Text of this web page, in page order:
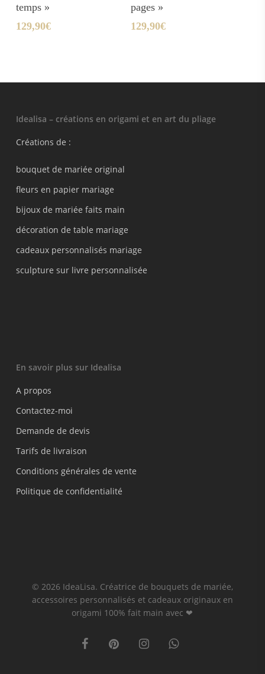
temps »
129,90€
pages »
129,90€
Idealisa – créations en origami et en art du pliage
Créations de :
bouquet de mariée original
fleurs en papier mariage
bijoux de mariée faits main
décoration de table mariage
cadeaux personnalisés mariage
sculpture sur livre personnalisée
En savoir plus sur Idealisa
A propos
Contactez-moi
Demande de devis
Tarifs de livraison
Conditions générales de vente
Politique de confidentialité
© 2026 IdeaLisa. Créatrice de bouquets de mariée,
accessoires personnalisés et cadeaux originaux en
origami 100% fait main avec ❤
facebookpinterestinstagramwhatsapp